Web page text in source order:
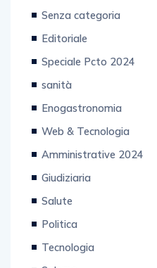
Senza categoria
Editoriale
Speciale Pcto 2024
sanità
Enogastronomia
Web & Tecnologia
Amministrative 2024
Giudiziaria
Salute
Politica
Tecnologia